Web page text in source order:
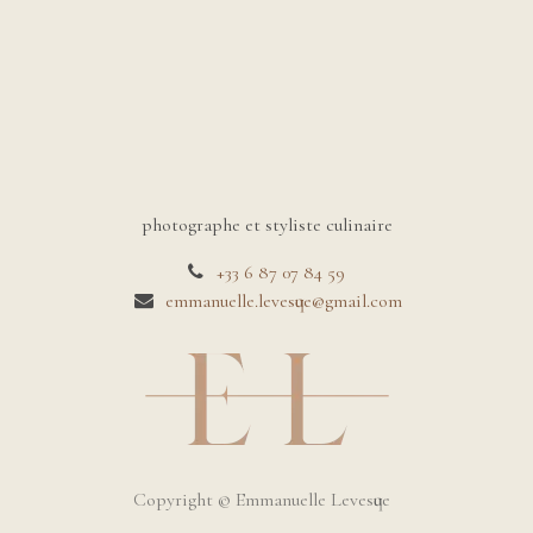
photographe et styliste culinaire
+33 6 87 07 84 59
emmanuelle.levesque@gmail.com
Copyright © Emmanuelle Levesque